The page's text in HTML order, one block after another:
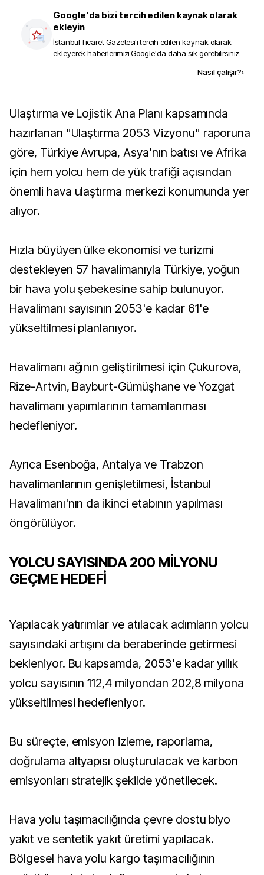
Google'da bizi tercih edilen kaynak olarak
ekleyin
İstanbul Ticaret Gazetesi'i tercih edilen kaynak olarak
ekleyerek haberlerimizi Google'da daha sık görebilirsiniz.
Nasıl çalışır?›
Ulaştırma ve Lojistik Ana Planı kapsamında
hazırlanan "Ulaştırma 2053 Vizyonu" raporuna
göre, Türkiye Avrupa, Asya'nın batısı ve Afrika
için hem yolcu hem de yük trafiği açısından
önemli hava ulaştırma merkezi konumunda yer
alıyor.
Hızla büyüyen ülke ekonomisi ve turizmi
destekleyen 57 havalimanıyla Türkiye, yoğun
bir hava yolu şebekesine sahip bulunuyor.
Havalimanı sayısının 2053'e kadar 61'e
yükseltilmesi planlanıyor.
Havalimanı ağının geliştirilmesi için Çukurova,
Rize-Artvin, Bayburt-Gümüşhane ve Yozgat
havalimanı yapımlarının tamamlanması
hedefleniyor.
Ayrıca Esenboğa, Antalya ve Trabzon
havalimanlarının genişletilmesi, İstanbul
Havalimanı'nın da ikinci etabının yapılması
öngörülüyor.
YOLCU SAYISINDA 200 MİLYONU
GEÇME HEDEFİ
Yapılacak yatırımlar ve atılacak adımların yolcu
sayısındaki artışını da beraberinde getirmesi
bekleniyor. Bu kapsamda, 2053'e kadar yıllık
yolcu sayısının 112,4 milyondan 202,8 milyona
yükseltilmesi hedefleniyor.
Bu süreçte, emisyon izleme, raporlama,
doğrulama altyapısı oluşturulacak ve karbon
emisyonları stratejik şekilde yönetilecek.
Hava yolu taşımacılığında çevre dostu biyo
yakıt ve sentetik yakıt üretimi yapılacak.
Bölgesel hava yolu kargo taşımacılığının